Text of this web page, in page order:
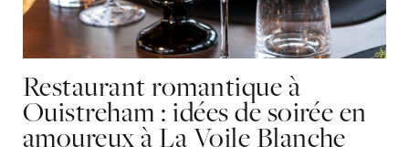
Restaurant romantique à
Ouistreham : idées de soirée en
amoureux à La Voile Blanche